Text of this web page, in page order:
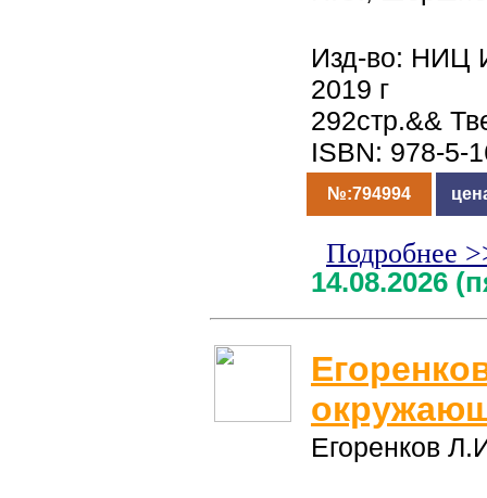
Изд-во: НИЦ
2019 г
292стр.&&
ISBN: 978-5-
№:794994
Подробнее
14.08.2026
Егоренков